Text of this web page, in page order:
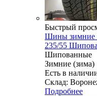
Быстрый
Шины зимние
235/55
Шипованные
Зимние (зима)
Есть в
Склад:
Подробнее